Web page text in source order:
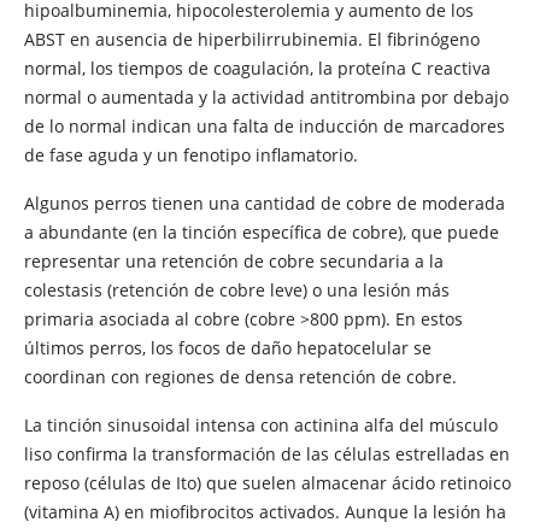
hipoalbuminemia, hipocolesterolemia y aumento de los
ABST en ausencia de hiperbilirrubinemia. El fibrinógeno
normal, los tiempos de coagulación, la proteína C reactiva
normal o aumentada y la actividad antitrombina por debajo
de lo normal indican una falta de inducción de marcadores
de fase aguda y un fenotipo inflamatorio.
Algunos perros tienen una cantidad de cobre de moderada
a abundante (en la tinción específica de cobre), que puede
representar una retención de cobre secundaria a la
colestasis (retención de cobre leve) o una lesión más
primaria asociada al cobre (cobre >800 ppm). En estos
últimos perros, los focos de daño hepatocelular se
coordinan con regiones de densa retención de cobre.
La tinción sinusoidal intensa con actinina alfa del músculo
liso confirma la transformación de las células estrelladas en
reposo (células de Ito) que suelen almacenar ácido retinoico
(vitamina A) en miofibrocitos activados. Aunque la lesión ha